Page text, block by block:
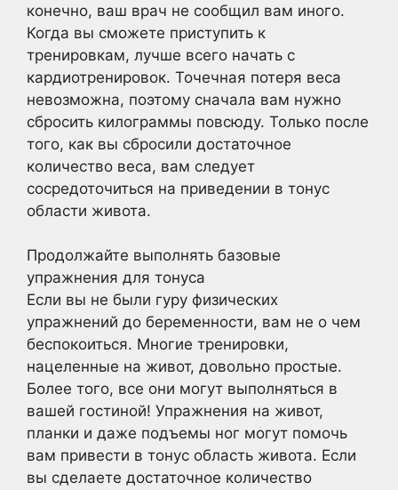
конечно, ваш врач не сообщил вам иного.
Когда вы сможете приступить к
тренировкам, лучше всего начать с
кардиотренировок. Точечная потеря веса
невозможна, поэтому сначала вам нужно
сбросить килограммы повсюду. Только после
того, как вы сбросили достаточное
количество веса, вам следует
сосредоточиться на приведении в тонус
области живота.
Продолжайте выполнять базовые
упражнения для тонуса
Если вы не были гуру физических
упражнений до беременности, вам не о чем
беспокоиться. Многие тренировки,
нацеленные на живот, довольно простые.
Более того, все они могут выполняться в
вашей гостиной! Упражнения на живот,
планки и даже подъемы ног могут помочь
вам привести в тонус область живота. Если
вы сделаете достаточное количество